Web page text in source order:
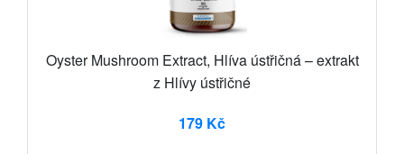
Oyster Mushroom Extract, Hlíva ústřičná – extrakt
z Hlívy ústřičné
179 Kč